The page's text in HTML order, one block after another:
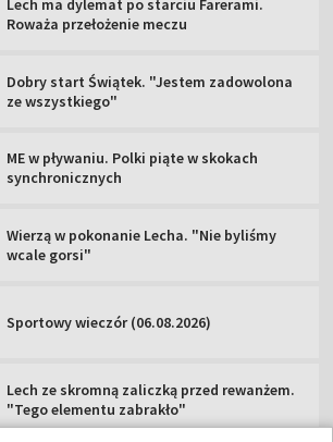
Lech ma dylemat po starciu Farerami.
Roważa przełożenie meczu
Dobry start Świątek. "Jestem zadowolona
ze wszystkiego"
ME w pływaniu. Polki piąte w skokach
synchronicznych
Wierzą w pokonanie Lecha. "Nie byliśmy
wcale gorsi"
Sportowy wieczór (06.08.2026)
Lech ze skromną zaliczką przed rewanżem.
"Tego elementu zabrakło"